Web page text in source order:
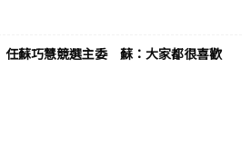
蘇巧慧競選主委 蘇：大家都很喜歡